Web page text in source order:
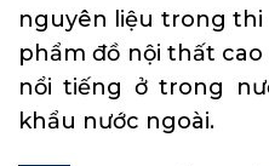
nguyên liệu trong thi
phẩm đồ nội thất
nổi tiếng ở trong
khẩu nước ngoài.